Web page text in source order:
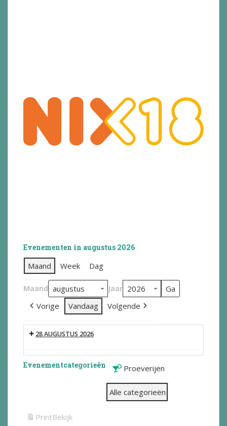
Evenementen in augustus 2026
Maand Week Dag
Maand Jaar
Vorige Vandaag Volgende
28 AUGUSTUS 2026
Evenementcategorieën Proeverijen
Alle categorieën
PrintBekijk